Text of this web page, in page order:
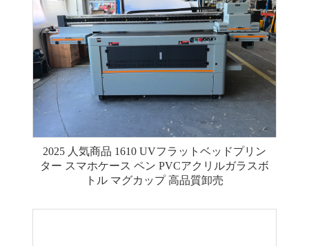
2025 人気商品 1610 UVフラットベッドプリン
ター スマホケース ペン PVCアクリルガラスボ
トル マグカップ 高品質卸売